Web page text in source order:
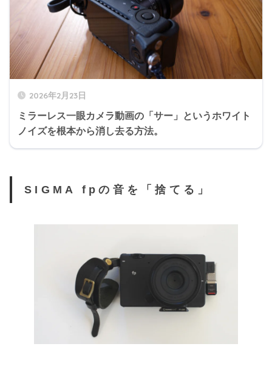
2026年2月23日
ミラーレス一眼カメラ動画の「サー」というホワイト
ノイズを根本から消し去る方法。
SIGMA fpの音を「捨てる」